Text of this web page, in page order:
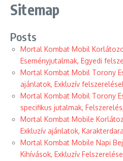
Sitemap
Posts
Mortal Kombat Mobil
Eseményjutalmak, Egyedi
Mortal Kombat Mobil Torony
ajánlatok, Exkluzív
Mortal Kombat Mobil Torony
specifikus jutalmak,
Mortal Kombat Mobile
Exkluzív ajánlatok,
Mortal Kombat Mobile Napi
Kihívások, Exkluzív